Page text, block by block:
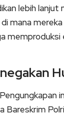
lebih lanjut
mana
memproduksi
Bareskrim